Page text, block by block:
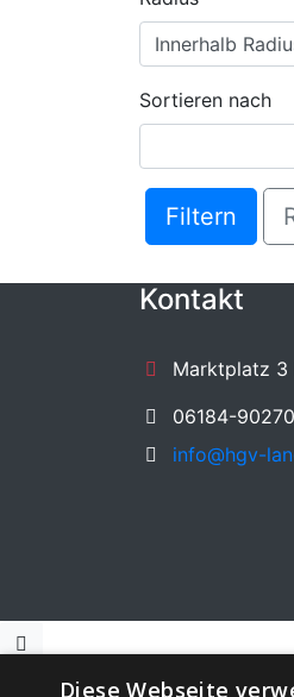
Sortieren nach
Filtern
Kontakt
Marktplatz 3
06184-
info@hgv-
Diese Webseite